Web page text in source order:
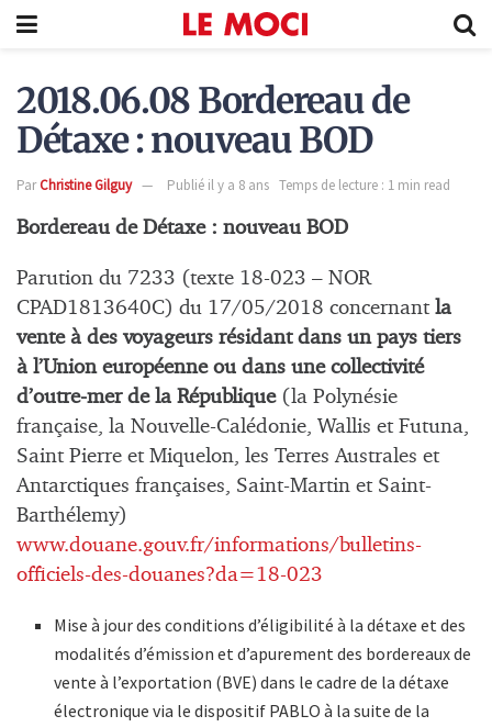
2018.06.08 Bordereau de
Détaxe : nouveau BOD
ParChristine Gilguy Publié il y a 8 ans Temps de lecture : 1 min read
Bordereau de Détaxe : nouveau BOD
Parution du 7233 (texte 18-023 – NOR
CPAD1813640C) du 17/05/2018 concernant la
vente à des voyageurs résidant dans un pays tiers
à l’Union européenne ou dans une collectivité
d’outre-mer de la République(la Polynésie
française, la Nouvelle-Calédonie, Wallis et Futuna,
Saint Pierre et Miquelon, les Terres Australes et
Antarctiques françaises, Saint-Martin et Saint-
Barthélemy)
www.douane.gouv.fr/informations/bulletins-
officiels-des-douanes?da=18-023
Mise à jour des conditions d’éligibilité à la détaxe et des
modalités d’émission et d’apurement des bordereaux de
vente à l’exportation (BVE) dans le cadre de la détaxe
électronique via le dispositif PABLO à la suite de la